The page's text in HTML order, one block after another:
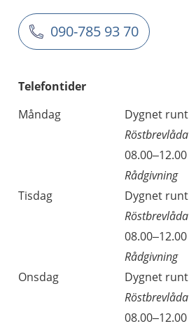
090-785 93 70
Telefontider
Måndag
Dygnet runt
Röstbrevlåda
08.00–12.00
Rådgivning
Tisdag
Dygnet runt
Röstbrevlåda
08.00–12.00
Rådgivning
Onsdag
Dygnet runt
Röstbrevlåda
08.00–12.00